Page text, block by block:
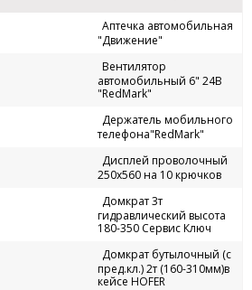
Аптечка автомобильная
"Движение"
Вентилятор
автомобильный 6" 24В
"RedMark"
Держатель мобильного
телефона"RedMark"
Дисплей проволочный
250х560 на 10 крючков
Домкрат 3т
гидравлический высота
180-350 Сервис Ключ
Домкрат бутылочный (с
пред.кл.) 2т (160-310мм)в
кейсе HOFER